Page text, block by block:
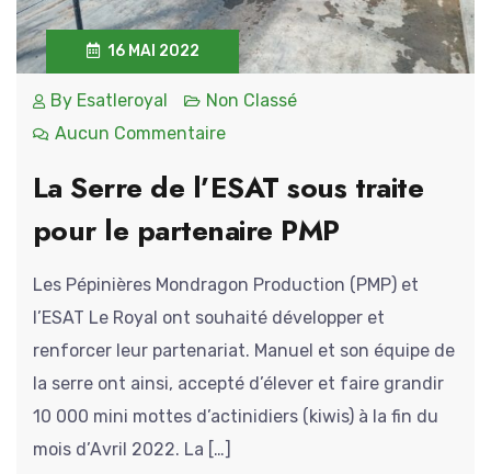
16 MAI 2022
By Esatleroyal
Non Classé
Aucun Commentaire
La Serre de l’ESAT sous traite
pour le partenaire PMP
Les Pépinières Mondragon Production (PMP) et
l’ESAT Le Royal ont souhaité développer et
renforcer leur partenariat. Manuel et son équipe de
la serre ont ainsi, accepté d’élever et faire grandir
10 000 mini mottes d’actinidiers (kiwis) à la fin du
mois d’Avril 2022. La […]